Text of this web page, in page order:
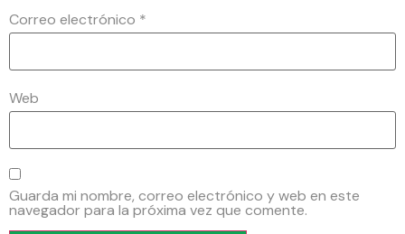
Correo electrónico *
Web
Guarda mi nombre, correo electrónico y web en este
navegador para la próxima vez que comente.